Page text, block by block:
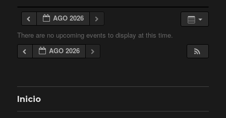
AGO 2026
There are no upcoming events to display at this time.
AGO 2026
Inicio